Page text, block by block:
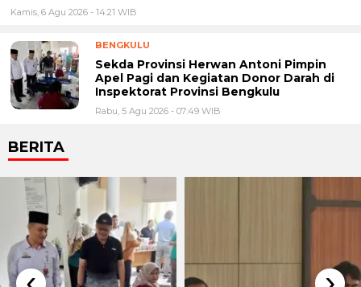
Kamis, 6 Agu 2026 - 14:21 WIB
BENGKULU
Sekda Provinsi Herwan Antoni Pimpin
Apel Pagi dan Kegiatan Donor Darah di
Inspektorat Provinsi Bengkulu
Rabu, 5 Agu 2026 - 07:49 WIB
BERITA